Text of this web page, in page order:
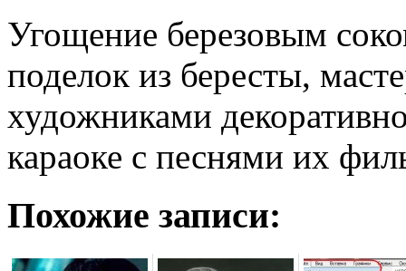
Угощение березовым
поделок из бересты,
художниками
караоке с песнями их
Похожие записи: